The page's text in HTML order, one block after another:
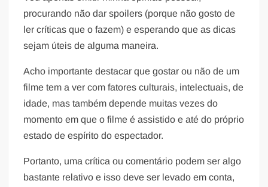
procurando não dar spoilers (porque não gosto de
ler críticas que o fazem) e esperando que as dicas
sejam úteis de alguma maneira.
Acho importante destacar que gostar ou não de um
filme tem a ver com fatores culturais, intelectuais, de
idade, mas também depende muitas vezes do
momento em que o filme é assistido e até do próprio
estado de espírito do espectador.
Portanto, uma crítica ou comentário podem ser algo
bastante relativo e isso deve ser levado em conta,